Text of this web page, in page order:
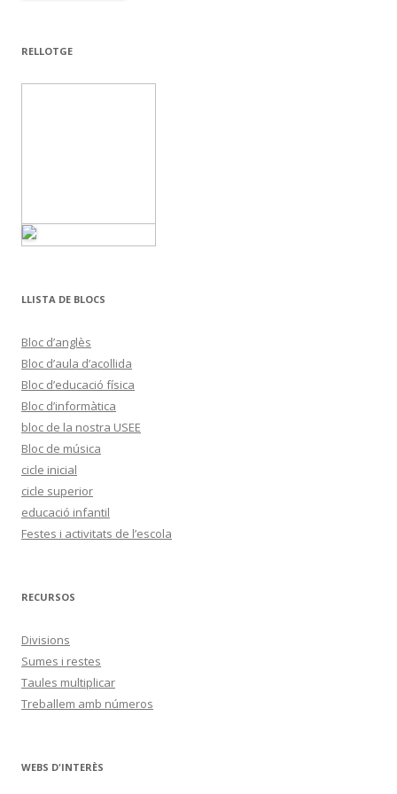
RELLOTGE
LLISTA DE BLOCS
Bloc d’anglès
Bloc d’aula d’acollida
Bloc d’educació física
Bloc d’informàtica
bloc de la nostra USEE
Bloc de música
cicle inicial
cicle superior
educació infantil
Festes i activitats de l’escola
RECURSOS
Divisions
Sumes i restes
Taules multiplicar
Treballem amb números
WEBS D'INTERÈS